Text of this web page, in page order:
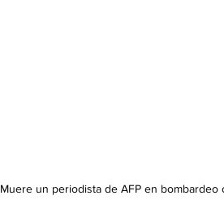
Muere un periodista de AFP en bombardeo